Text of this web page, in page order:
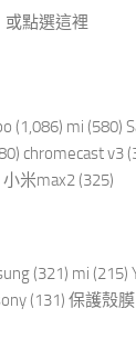
或點選這裡
(1,086) mi (580)
chromecast v3
小米max2 (325)
(321) mi (215)
(131) 保護殼膜